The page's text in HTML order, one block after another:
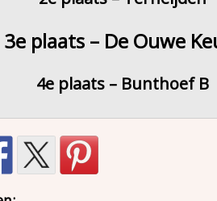
3e plaats – De Ouwe
4e plaats – Bunthoef B